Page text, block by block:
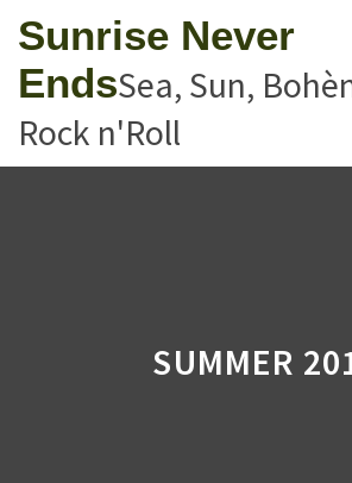
Sunrise Never
EndsSea, Sun,
Rock n'Roll
SUMMER